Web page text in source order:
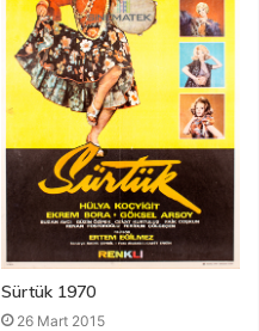
Sürtük 1970
26 Mart 2015